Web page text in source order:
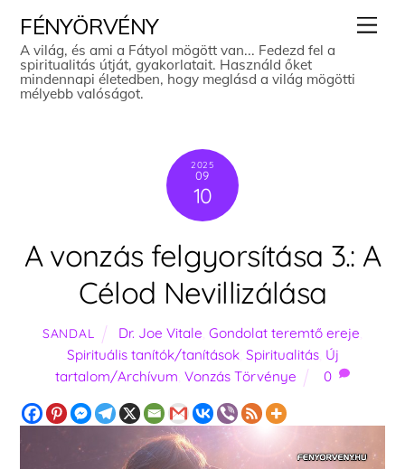
content
FÉNYÖRVÉNY
A világ, és ami a Fátyol mögött van... Fedezd fel a
spiritualitás útját, gyakorlatait. Használd őket
mindennapi életedben, hogy meglásd a világ mögötti
mélyebb valóságot.
2025
09
10
A vonzás felgyorsítása 3.: A
Célod Nevillizálása
SANDAL Dr. Joe Vitale Gondolat teremtő ereje
Spirituális tanítók/tanítások, Spiritualitás, Új
tartalom/Archívum Vonzás Törvénye 0